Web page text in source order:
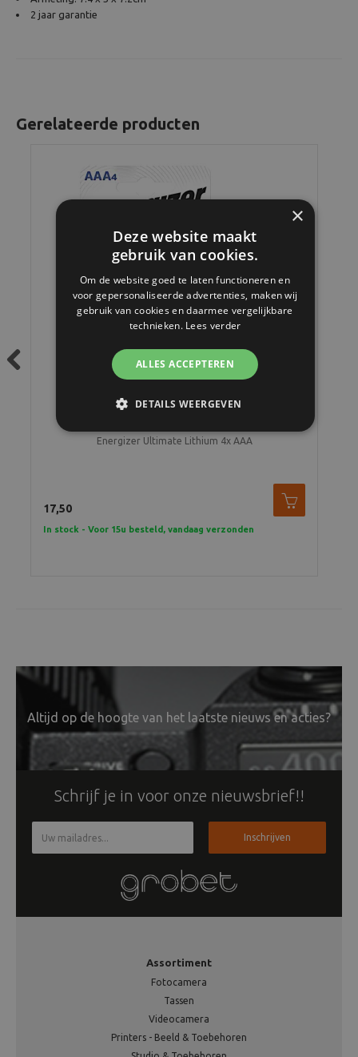
2 jaar garantie
Gerelateerde producten
Energizer Ultimate Lithium 4x AAA
17,50
In stock - Voor 15u besteld, vandaag verzonden
Altijd op de hoogte van het laatste nieuws en acties?
Schrijf je in voor onze nieuwsbrief!!
Inschrijven
Assortiment
Fotocamera
Tassen
Videocamera
Printers - Beeld & Toebehoren
×
Deze website maakt
gebruik van cookies.
Om de website goed te laten functioneren en
voor gepersonaliseerde advertenties, maken wij
gebruik van cookies en daarmee vergelijkbare
technieken. Lees verder
ALLES ACCEPTEREN
DETAILS WEERGEVEN